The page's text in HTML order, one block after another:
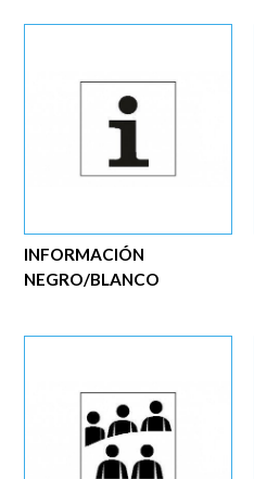
INFORMACIÓN
NEGRO/BLANCO